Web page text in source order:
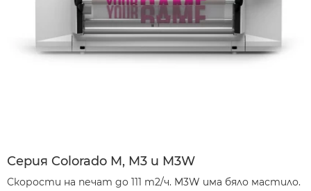
Серия Colorado M, M3 и M3W
Скорости на печат до 111 m2/ч. M3W има бяло мастило.